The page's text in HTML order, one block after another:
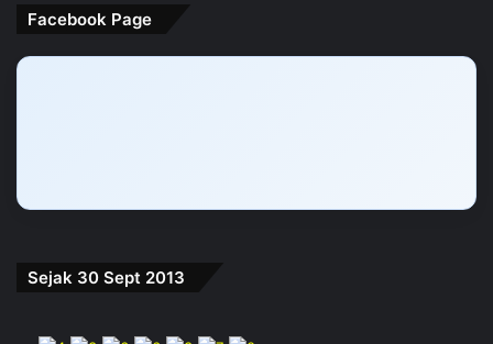
Facebook Page
Sejak 30 Sept 2013